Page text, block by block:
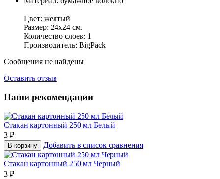
Цвет: желтый
Размер: 24х24 см.
Количество слоев: 1
Производитель: BigPack
Сообщения не найдены
Оставить отзыв
Наши рекомендации
Стакан картонный 250 мл Белый
3 ₽
В корзину Добавить в список сравнения
Стакан картонный 250 мл Черный
3 ₽